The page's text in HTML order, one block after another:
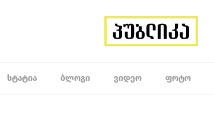
ᲡᲢᲐᲢᲘᲐ ᲑᲚᲝᲒᲘ ᲕᲘᲓᲔᲝ ᲤᲝᲢᲝ